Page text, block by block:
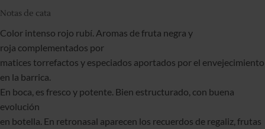
Notas de cata
Color intenso rojo rubí. Aromas de fruta negra y
roja complementados por
matices torrefactos y especiados aportados por el envejecimiento
en la barrica.
En boca, es fresco y potente. Bien estructurado, con buena
evolución
en botella. En retronasal aparecen los recuerdos de regaliz, frutas